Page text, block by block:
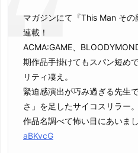
マガジンにて『This Man そ
連載！
ACMA:GAME、
期作品手掛けてもスパン短め
リティ凄え。
緊迫感演出が巧み過ぎる先生
さ」を足したサイコスリラー。
作品名調べて怖い目にあいま
aBKvcG